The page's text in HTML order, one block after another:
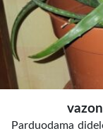
Parduodama